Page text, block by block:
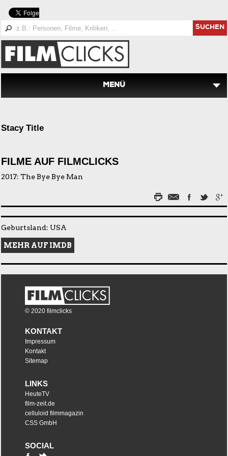
SUCHEN
MENÜ
Stacy Title
FILME AUF FILMCLICKS
2017: The Bye Bye Man
Geburtsland: USA
MEHR AUF IMDB
© 2020 filmclicks
KONTAKT
Impressum
Kontakt
Sitemap
LINKS
HeuteTV
film-zeit.de
celluloid filmmagazin
CSS GmbH
SOCIAL